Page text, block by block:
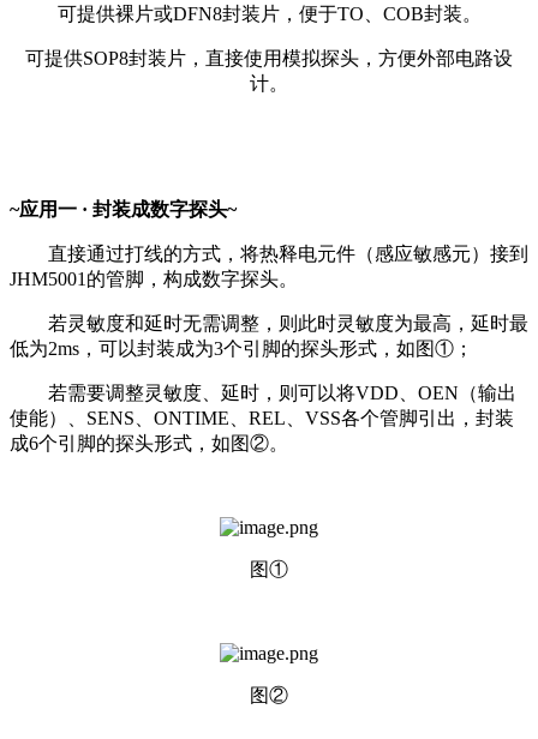
可提供裸片或DFN8封装片，便于TO、COB封装。
可提供SOP8封装片，直接使用模拟探头，方便外部电路设
计。
~应用一 · 封装成数字探头~
直接通过打线的方式，将热释电元件（感应敏感元）接到
JHM5001的管脚，构成数字探头。
若灵敏度和延时无需调整，则此时灵敏度为最高，延时最
低为2ms，可以封装成为3个引脚的探头形式，如图①；
若需要调整灵敏度、延时，则可以将VDD、OEN（输出
使能）、SENS、ONTIME、REL、VSS各个管脚引出，封装
成6个引脚的探头形式，如图②。
图①
图②